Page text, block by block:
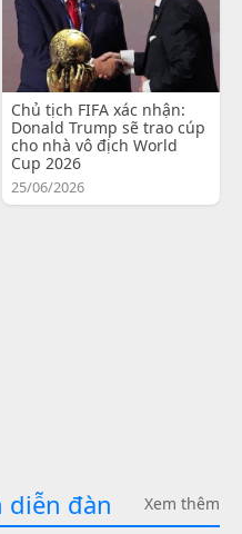
Chủ tịch FIFA xác nhận:
Donald Trump sẽ trao cúp
cho nhà vô địch World
Cup 2026
25/06/2026
diễn đàn Xem thêm